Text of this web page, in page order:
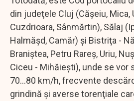
din judeţele Cluj (Căşeiu, Mica,
Cuzdrioara, Sânmărtin), Sălaj
Halmăşd, Camăr) şi Bistriţa -
Braniştea, Petru Rareş, Uriu,
Ciceu - Mihăieşti), unde se vor
70...80 km/h, frecvente
grindină şi averse torenţiale